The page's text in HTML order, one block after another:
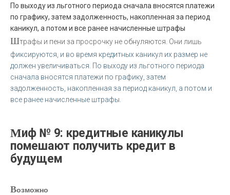
По выходу из льготного периода сначала вносятся платежи
по графику, затем задолженность, накопленная за период
каникул, а потом и все ранее начисленные штрафы
Штрафы и пени за просрочку не обнуляются. Они лишь
фиксируются, и во время кредитных каникул их размер не
должен увеличиваться. По выходу из льготного периода
сначала вносятся платежи по графику, затем
задолженность, накопленная за период каникул, а потом и
все ранее начисленные штрафы.
Миф № 9: кредитные каникулы
помешают получить кредит в
будущем
Возможно